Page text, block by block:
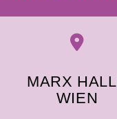
MARX
WIEN